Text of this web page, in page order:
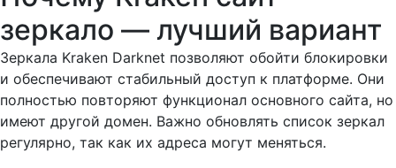
зеркало — лучший вариант
Зеркала Kraken Darknet позволяют обойти блокировки
и обеспечивают стабильный доступ к платформе. Они
полностью повторяют функционал основного сайта, но
имеют другой домен. Важно обновлять список зеркал
регулярно, так как их адреса могут меняться.